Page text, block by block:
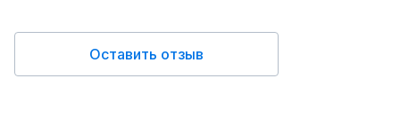
Оставить отзыв